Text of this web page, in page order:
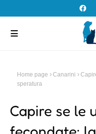
Home page Canarini
speratura
Capire se le